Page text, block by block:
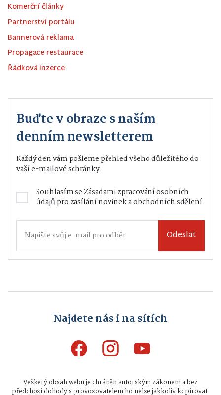
Komerční články
Partnerství portálu
Bannerová reklama
Propagace restaurace
Řádková inzerce
Buďte v obraze s naším
denním newsletterem
Každý den vám pošleme přehled všeho důležitého do
vaší e-mailové schránky.
Souhlasím seZásadami zpracování osobních
údajůpro zasílání novinek a obchodních sdělení
Odeslat
Najdete nás i na sítích
Veškerý obsah webu je chráněn autorským zákonem a bez
předchozí dohody s provozovatelem ho nelze jakkoliv kopírovat.